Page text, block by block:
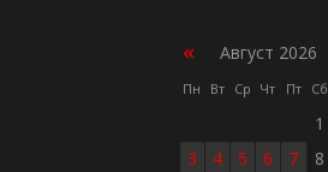
« Август 2026
Пн Вт Ср Чт Пт Сб
1
3
4 5 6 7 8